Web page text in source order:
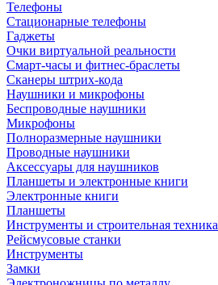
Телефоны
Стационарные телефоны
Гаджеты
Очки виртуальной реальности
Смарт-часы и фитнес-браслеты
Сканеры штрих-кода
Наушники и микрофоны
Беспроводные наушники
Микрофоны
Полноразмерные наушники
Проводные наушники
Аксессуары для наушников
Планшеты и электронные книги
Электронные книги
Планшеты
Инструменты и строительная техника
Рейсмусовые станки
Инструменты
Замки